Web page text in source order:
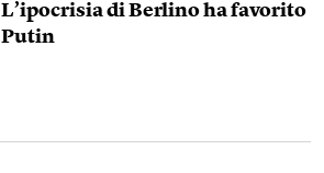
L’ipocrisia di Berlino ha favorito
Putin